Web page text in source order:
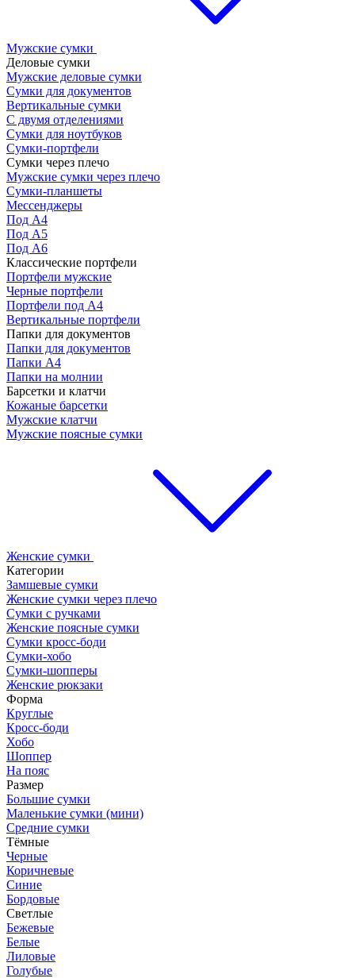
Мужские сумки
Деловые сумки
Мужские деловые сумки
Сумки для документов
Вертикальные сумки
С двумя отделениями
Сумки для ноутбуков
Сумки-портфели
Сумки через плечо
Мужские сумки через плечо
Сумки-планшеты
Мессенджеры
Под А4
Под А5
Под А6
Классические портфели
Портфели мужские
Черные портфели
Портфели под А4
Вертикальные портфели
Папки для документов
Папки для документов
Папки А4
Папки на молнии
Барсетки и клатчи
Кожаные барсетки
Мужские клатчи
Мужские поясные сумки
Женские сумки
Категории
Замшевые сумки
Женские сумки через плечо
Сумки с ручками
Женские поясные сумки
Сумки кросс-боди
Сумки-хобо
Сумки-шопперы
Женские рюкзаки
Форма
Круглые
Кросс-боди
Хобо
Шоппер
На пояс
Размер
Большие сумки
Маленькие сумки (мини)
Средние сумки
Тёмные
Черные
Коричневые
Синие
Бордовые
Светлые
Бежевые
Белые
Лиловые
Голубые